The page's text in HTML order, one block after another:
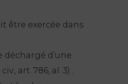
être exercée dans
d’une
civ., art. 786, al. 3) ;